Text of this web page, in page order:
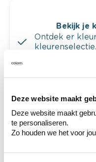
Deze website maakt
Deze website maakt
te personaliseren.
Zo houden we het voor
Bekijk je
Ontdek er
kleurenselectie.
Bekijk er de
combineren.